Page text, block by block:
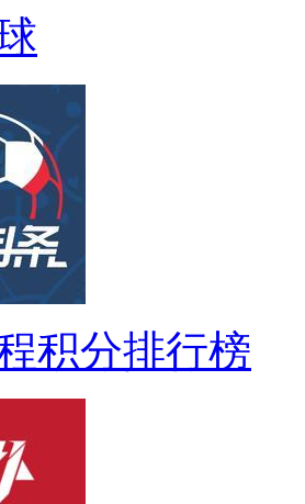
积分排行榜